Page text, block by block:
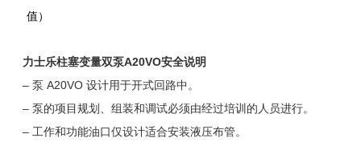
值）
力士乐柱塞变量双泵A20VO安全说明
– 泵 A20VO 设计用于开式回路中。
– 泵的项目规划、组装和调试必须由经过培训的人员进行。
– 工作和功能油口仅设计适合安装液压布管。